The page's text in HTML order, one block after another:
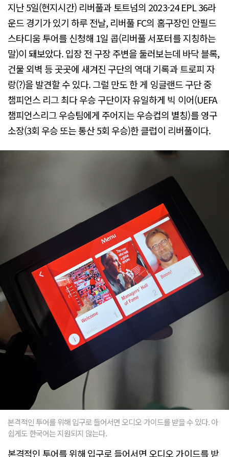
지난 5일(현지시간) 리버풀과 토트넘의 2023-24 EPL 36라
운드 경기가 있기 하루 전날, 리버풀 FC의 홈구장인 안필드
스타디움 투어를 신청해 1일 콥(리버풀 서포터를 지칭하는
말)이 돼보았다. 입장 전 구장 주변을 둘러보는데 바닥 블록,
건물 외벽 등 곳곳에 새겨진 구단의 역대 기록과 트로피 자
랑(?)을 발견할 수 있다. 그럴 만도 한 게 잉글랜드 구단 중
챔피언스 리그 최다 우승 구단이자 유일하게 빅 이어(UEFA
챔피언스리그 우승팀에게 주어지는 우승컵의 별칭)를 영구
소장(3회 우승 또는 통산 5회 우승)한 클럽이 리버풀이다.
본격적인 투어를 위해 입구로 들어서면 오디오 가이드를 받을 수 있다. 아
쉽게도 한국어는 지원되지 않는다.
본격적인 투어를 위해 입구로 들어서면 오디오 가이드를 받